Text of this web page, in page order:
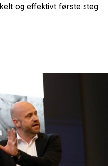
og effektivt første steg